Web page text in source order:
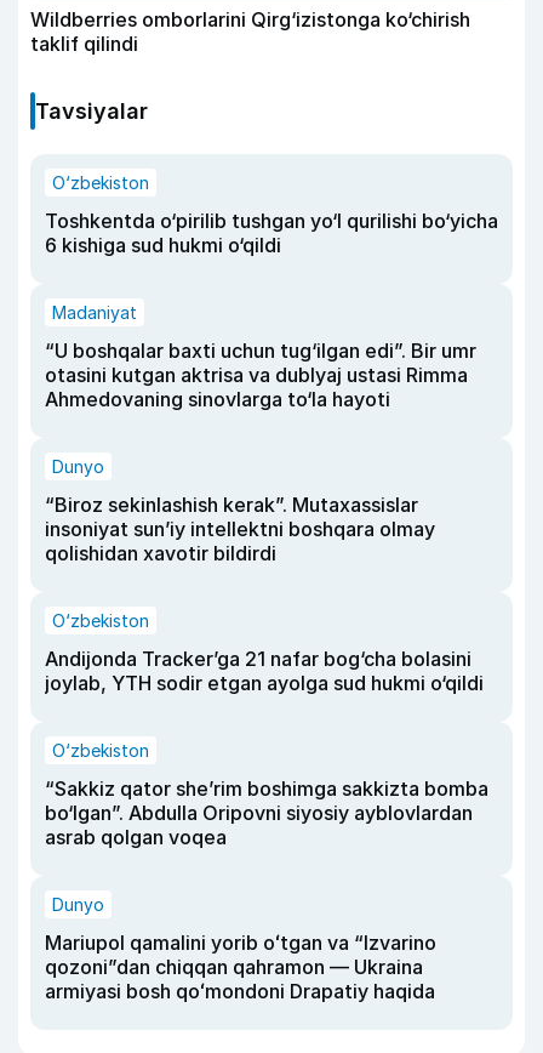
Wildberries omborlarini Qirg‘izistonga ko‘chirish
taklif qilindi
Tavsiyalar
O‘zbekiston
Toshkentda o‘pirilib tushgan yo‘l qurilishi bo‘yicha
6 kishiga sud hukmi o‘qildi
Madaniyat
“U boshqalar baxti uchun tug‘ilgan edi”. Bir umr
otasini kutgan aktrisa va dublyaj ustasi Rimma
Ahmedovaning sinovlarga to‘la hayoti
Dunyo
“Biroz sekinlashish kerak”. Mutaxassislar
insoniyat sun’iy intellektni boshqara olmay
qolishidan xavotir bildirdi
O‘zbekiston
Andijonda Tracker’ga 21 nafar bog‘cha bolasini
joylab, YTH sodir etgan ayolga sud hukmi o‘qildi
O‘zbekiston
“Sakkiz qator she’rim boshimga sakkizta bomba
bo‘lgan”. Abdulla Oripovni siyosiy ayblovlardan
asrab qolgan voqea
Dunyo
Mariupol qamalini yorib oʻtgan va “Izvarino
qozoni”dan chiqqan qahramon — Ukraina
armiyasi bosh qoʻmondoni Drapatiy haqida